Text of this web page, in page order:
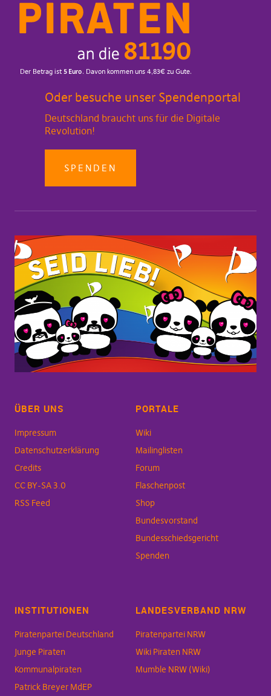
Oder besuche unser Spendenportal
Deutschland braucht uns für die Digitale
Revolution!
SPENDEN
ÜBER UNS
Impressum
Datenschutzerklärung
Credits
CC BY-SA 3.0
RSS Feed
PORTALE
Wiki
Mailinglisten
Forum
Flaschenpost
Shop
Bundesvorstand
Bundesschiedsgericht
Spenden
INSTITUTIONEN
Piratenpartei Deutschland
Junge Piraten
Kommunalpiraten
Patrick Breyer MdEP
LANDESVERBAND NRW
Piratenpartei NRW
Wiki Piraten NRW
Mumble NRW (Wiki)